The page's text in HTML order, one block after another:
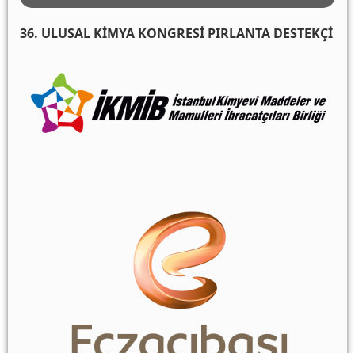
36. ULUSAL KİMYA KONGRESİ PIRLANTA DESTEKÇİ